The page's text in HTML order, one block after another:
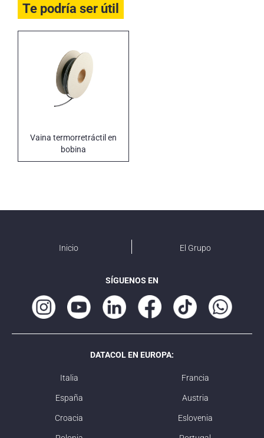
Te podría ser útil
Vaina termorretráctil en
bobina
Inicio El Grupo
SÍGUENOS EN
DATACOL EN EUROPA:
Italia Francia
España Austria
Croacia Eslovenia